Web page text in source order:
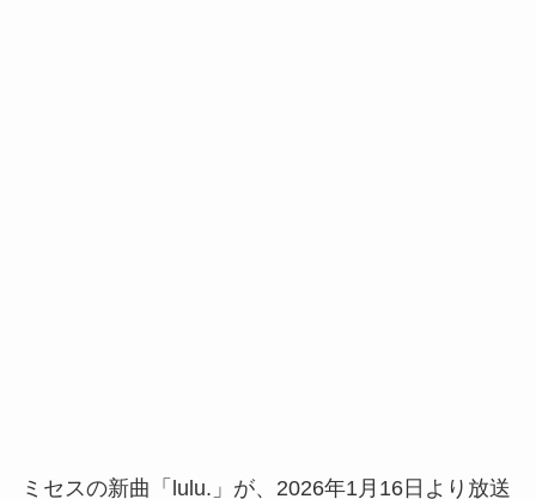
ミセスの新曲「lulu.」が、2026年1月16日より放送